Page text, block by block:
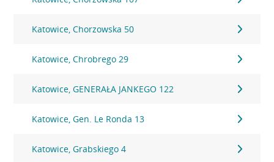
Katowice, Chorzowska 50
Katowice, Chrobrego 29
Katowice, GENERAŁA JANKEGO 122
Katowice, Gen. Le Ronda 13
Katowice, Grabskiego 4